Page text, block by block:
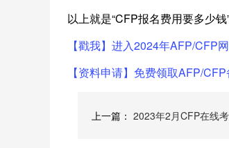
以上就是“CFP报名费用要多少
【戳我】进入2024年AFP/CFP
【资料申请】免费领取AFP/
上一篇： 2023年2月CFP在线